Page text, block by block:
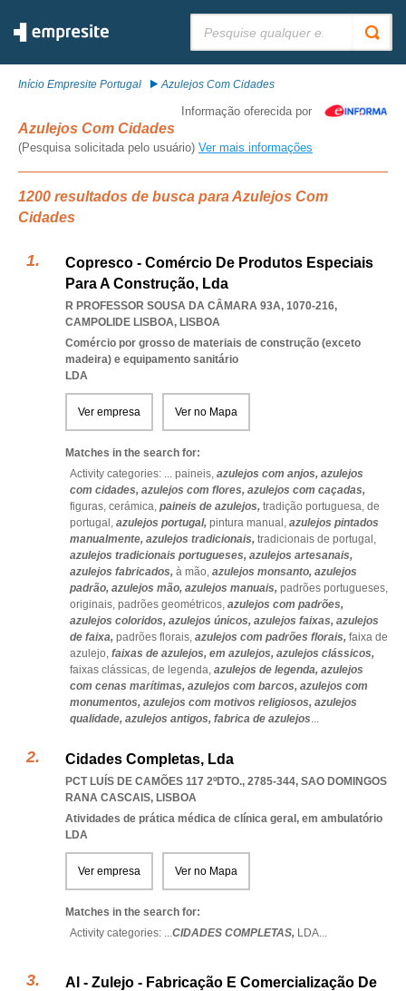
Início Empresite Portugal Azulejos Com Cidades
Informação oferecida por
Azulejos Com Cidades
(Pesquisa solicitada pelo usuário) Ver mais informações
1200 resultados de busca para Azulejos Com
Cidades
Copresco - Comércio De Produtos Especiais
Para A Construção, Lda
R PROFESSOR SOUSA DA CÂMARA 93A, 1070-216,
CAMPOLIDE LISBOA, LISBOA
Comércio por grosso de materiais de construção (exceto
madeira) e equipamento sanitário
LDA
Ver empresa Ver no Mapa
Matches in the search for:
Activity categories: ... paineis, azulejos com anjos, azulejos
com cidades, azulejos com flores, azulejos com caçadas,
figuras, cerámica, paineis de azulejos, tradição portuguesa, de
portugal, azulejos portugal, pintura manual, azulejos pintados
manualmente, azulejos tradicionais, tradicionais de portugal,
azulejos tradicionais portugueses, azulejos artesanais,
azulejos fabricados, à mão, azulejos monsanto, azulejos
padrão, azulejos mão, azulejos manuais, padrões portugueses,
originais, padrões geométricos, azulejos com padrões,
azulejos coloridos, azulejos únicos, azulejos faixas, azulejos
de faixa, padrões florais, azulejos com padrões florais, faixa de
azulejo, faixas de azulejos, em azulejos, azulejos clássicos,
faixas clássicas, de legenda, azulejos de legenda, azulejos
com cenas marítimas, azulejos com barcos, azulejos com
monumentos, azulejos com motivos religiosos, azulejos
qualidade, azulejos antigos, fabrica de azulejos...
Cidades Completas, Lda
PCT LUÍS DE CAMÕES 117 2ºDTO., 2785-344, SAO DOMINGOS
RANA CASCAIS, LISBOA
Atividades de prática médica de clínica geral, em ambulatório
LDA
Ver empresa Ver no Mapa
Matches in the search for:
Activity categories: ...CIDADES COMPLETAS, LDA...
Al - Zulejo - Fabricação E Comercialização De